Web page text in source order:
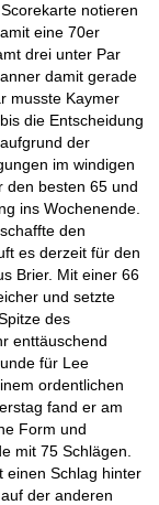
notieren
eine 70er
drei unter Par
damit gerade
musste Kaymer
die Entscheidung
der
im windigen
den besten 65 und
ins Wochenende.
den
es derzeit für den
Brier. Mit einer 66
und setzte
des
enttäuschend
für Lee
ordentlichen
fand er am
Form und
mit 75 Schlägen.
einen Schlag hinter
der anderen